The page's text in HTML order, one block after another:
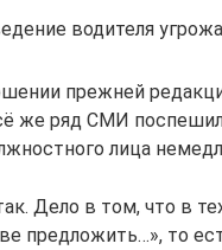
водителя
прежней
же ряд СМИ
лица
Дело в том, что в
предложить…», то